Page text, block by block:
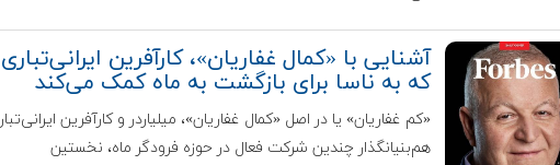
آشنایی با «کمال غفاریان»، کارآفرین ایرانی‌تباری
که به ناسا برای بازگشت به ماه کمک می‌کند
«کم غفاریان» یا در اصل «کمال غفاریان»، میلیاردر و کارآفرین ایرانی‌تبار
هم‌بنیانگذار چندین شرکت‌ فعال در حوزه فرودگر ماه، نخستین